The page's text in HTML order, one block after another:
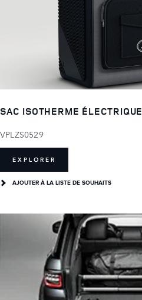
SAC ISOTHERME ÉLECTRIQUE
VPLZS0529
EXPLORER
AJOUTER À LA LISTE DE SOUHAITS